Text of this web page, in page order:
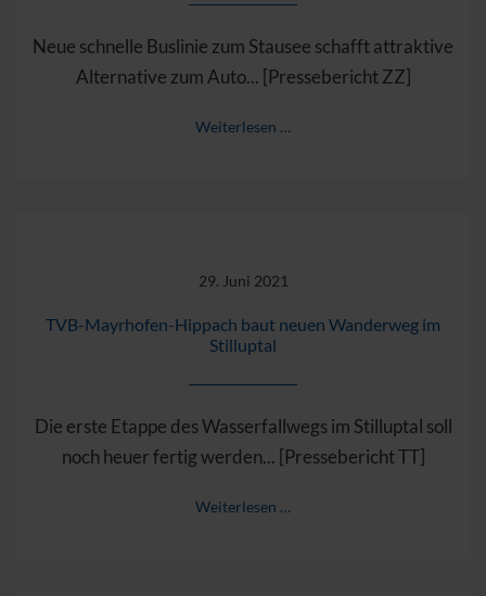
Neue schnelle Buslinie zum Stausee schafft attraktive
Alternative zum Auto... [Pressebericht ZZ]
Weiterlesen …
29. Juni 2021
TVB-Mayrhofen-Hippach baut neuen Wanderweg im
Stilluptal
Die erste Etappe des Wasserfallwegs im Stilluptal soll
noch heuer fertig werden... [Pressebericht TT]
Weiterlesen …